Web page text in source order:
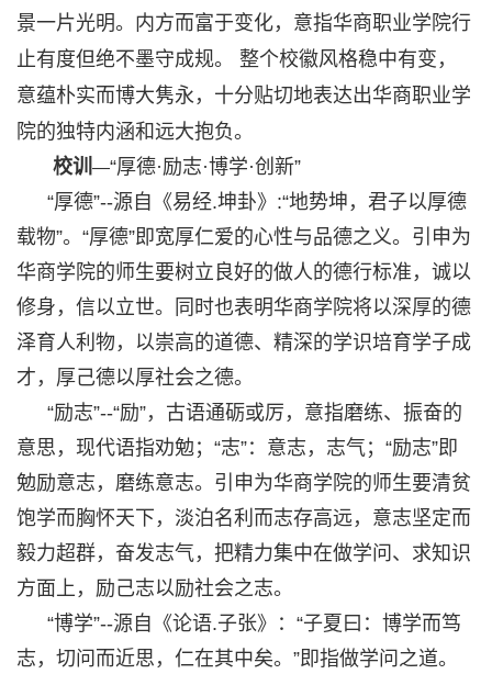
景一片光明。内方而富于变化，意指华商职业学院行
止有度但绝不墨守成规。 整个校徽风格稳中有变，
意蕴朴实而博大隽永，十分贴切地表达出华商职业学
院的独特内涵和远大抱负。
校训 —“厚德·励志·博学·创新”
“厚德”--源自《易经.坤卦》:“地势坤，君子以厚德
载物”。“厚德”即宽厚仁爱的心性与品德之义。引申为
华商学院的师生要树立良好的做人的德行标准，诚以
修身，信以立世。同时也表明华商学院将以深厚的德
泽育人利物，以崇高的道德、精深的学识培育学子成
才，厚己德以厚社会之德。
“励志”--“励”，古语通砺或厉，意指磨练、振奋的
意思，现代语指劝勉；“志”：意志，志气；“励志”即
勉励意志，磨练意志。引申为华商学院的师生要清贫
饱学而胸怀天下，淡泊名利而志存高远，意志坚定而
毅力超群，奋发志气，把精力集中在做学问、求知识
方面上，励己志以励社会之志。
“博学”--源自《论语.子张》：“子夏曰：博学而笃
志，切问而近思，仁在其中矣。”即指做学问之道。